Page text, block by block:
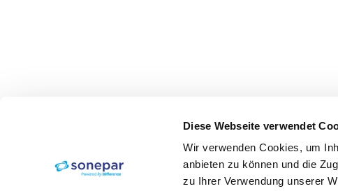
Diese Webseite verwendet
Wir verwenden Cookies, um
anbieten zu können und die
zu Ihrer Verwendung unserer